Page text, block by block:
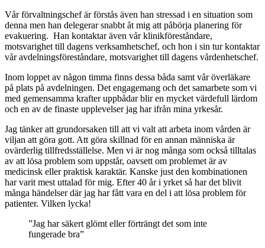
Vår förvaltningschef är förstås även han stressad i en situation som
denna men han delegerar snabbt åt mig att påbörja planering för
evakuering. Han kontaktar även vår klinikföreståndare,
motsvarighet till dagens verksamhetschef, och hon i sin tur kontaktar
vår avdelningsföreståndare, motsvarighet till dagens vårdenhetschef.
Inom loppet av någon timma finns dessa båda samt vår överläkare
på plats på avdelningen. Det engagemang och det samarbete som vi
med gemensamma krafter uppbådar blir en mycket värdefull lärdom
och en av de finaste upplevelser jag har ifrån mina yrkesår.
Jag tänker att grundorsaken till att vi valt att arbeta inom vården är
viljan att göra gott. Att göra skillnad för en annan människa är
ovärderlig tillfredsställelse. Men vi är nog många som också tilltalas
av att lösa problem som uppstår, oavsett om problemet är av
medicinsk eller praktisk karaktär. Kanske just den kombinationen
har varit mest uttalad för mig. Efter 40 år i yrket så har det blivit
många händelser där jag har fått vara en del i att lösa problem för
patienter. Vilken lycka!
”Jag har säkert glömt eller förträngt det som inte
fungerade bra”